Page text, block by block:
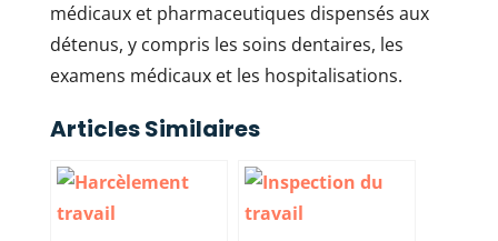
médicaux et pharmaceutiques dispensés aux
détenus, y compris les soins dentaires, les
examens médicaux et les hospitalisations.
Articles Similaires